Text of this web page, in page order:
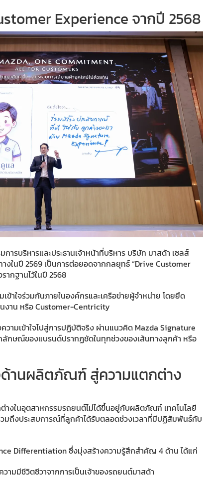
Experience จากปี 2568
ารบริหารและประธานเจ้าหน้าที่บริหาร บริษัท มาสด้า เซลส์
างในปี 2569 เป็นการต่อยอดจากกลยุทธ์ “Drive Customer
ากฐานไว้ในปี 2568
ข้าใจร่วมกันภายในองค์กรและเครือข่ายผู้จำหน่าย โดยยึด
งาน หรือ Customer-Centricity
วามเข้าใจไปสู่การปฏิบัติจริง ผ่านแนวคิด Mazda Signature
ลักษณ์ของแบรนด์ปรากฏชัดในทุกช่วงของเส้นทางลูกค้า หรือ
านผลิตภัณฑ์ สู่ความแตกต่าง
างในอุตสาหกรรมรถยนต์ไม่ได้ขึ้นอยู่กับผลิตภัณฑ์ เทคโนโลยี
วมถึงประสบการณ์ที่ลูกค้าได้รับตลอดช่วงเวลาที่มีปฏิสัมพันธ์กับ
Differentiation ซึ่งมุ่งสร้างความรู้สึกสำคัญ 4 ด้าน ได้แก่
ามมีชีวิตชีวาจากการเป็นเจ้าของรถยนต์มาสด้า